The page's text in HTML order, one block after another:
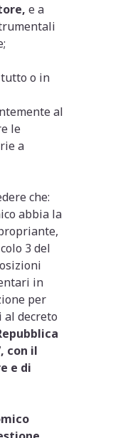
e a
o in
al
le
a
che:
abbia la
3 del
in
per
decreto
con il
e di